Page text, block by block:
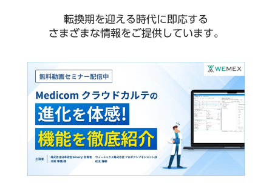
転換期を迎える時代に即応する
さまざまな情報をご提供しています。